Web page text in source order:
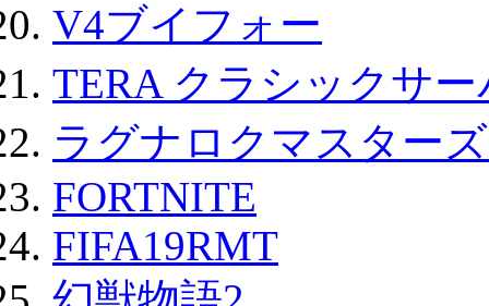
V4ブイフォー
TERA クラシックサ
ラグナロクマスター
FORTNITE
FIFA19RMT